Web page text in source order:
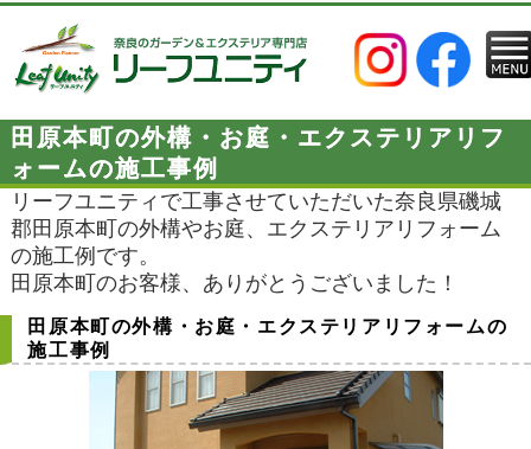
田原本町の外構・お庭・エクステリアリフ
ォームの施工事例
リーフユニティで工事させていただいた奈良県磯城
郡田原本町の外構やお庭、エクステリアリフォーム
の施工例です。
田原本町のお客様、ありがとうございました！
田原本町の外構・お庭・エクステリアリフォームの
施工事例